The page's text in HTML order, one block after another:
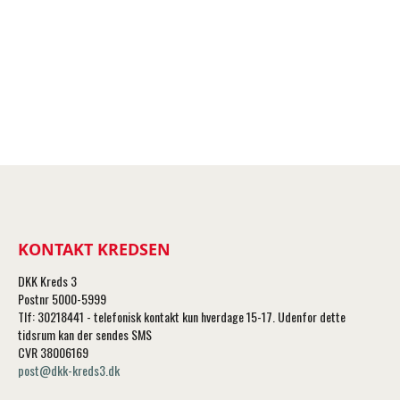
KONTAKT KREDSEN
DKK Kreds 3
Postnr 5000-5999
Tlf: 30218441 - telefonisk kontakt kun hverdage 15-17. Udenfor dette
tidsrum kan der sendes SMS
CVR 38006169
post@dkk-kreds3.dk